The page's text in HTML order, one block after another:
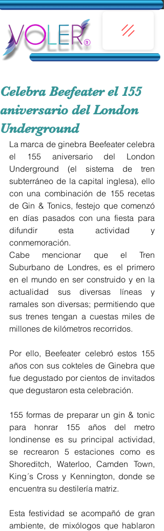
Celebra Beefeater el 155
aniversario del London
Underground
La marca de ginebra Beefeater celebra
el 155 aniversario del London
Underground (el sistema de tren
subterráneo de la capital inglesa), ello
con una combinación de 155 recetas
de Gin & Tonics, festejo que comenzó
en días pasados con una fiesta para
difundir esta actividad y
conmemoración.
Cabe mencionar que el Tren
Suburbano de Londres, es el primero
en el mundo en ser construido y en la
actualidad sus diversas líneas y
ramales son diversas; permitiendo que
sus trenes tengan a cuestas miles de
millones de kilómetros recorridos.
Por ello, Beefeater celebró estos 155
años con sus cokteles de Ginebra que
fue degustado por cientos de invitados
que degustaron esta celebración.
155 formas de preparar un gin & tonic
para honrar 155 años del metro
londinense es su principal actividad,
se recrearon 5 estaciones como es
Shoreditch, Waterloo, Camden Town,
King´s Cross y Kennington, donde se
encuentra su destilería matriz.
Esta festividad se acompañó de gran
ambiente, de mixólogos que hablaron